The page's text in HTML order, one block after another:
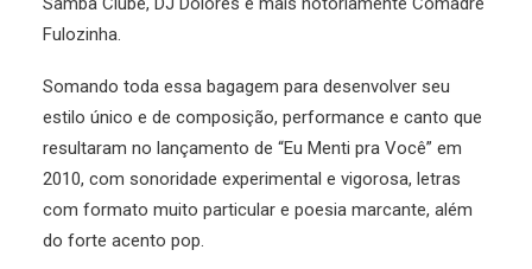
Fulozinha.
Somando toda essa bagagem para desenvolver seu
estilo único e de composição, performance e canto que
resultaram no lançamento de “Eu Menti pra Você” em
2010, com sonoridade experimental e vigorosa, letras
com formato muito particular e poesia marcante, além
do forte acento pop.